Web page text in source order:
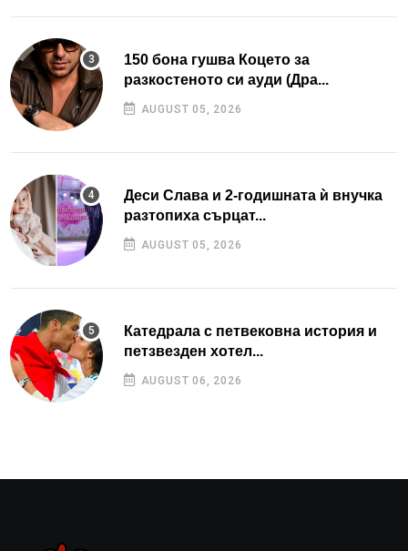
150 бона гушва Коцето за
разкостеното си ауди (Дра...
AUGUST 05, 2026
Деси Слава и 2-годишната ѝ внучка
разтопиха сърцат...
AUGUST 05, 2026
Катедрала с петвековна история и
петзвезден хотел...
AUGUST 06, 2026